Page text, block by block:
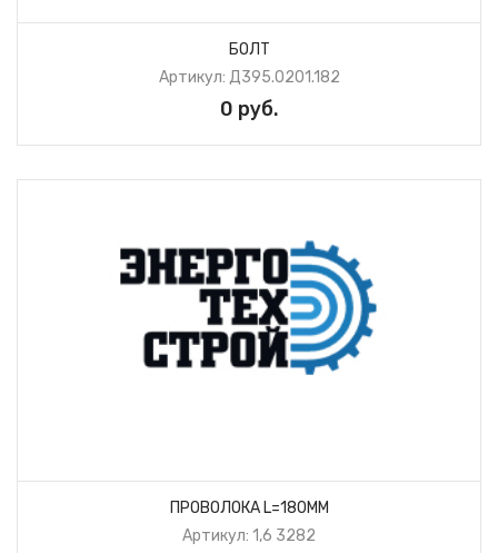
БОЛТ
Артикул: Д395.0201.182
0 руб.
ПРОВОЛОКА L=180ММ
Артикул: 1,6 3282